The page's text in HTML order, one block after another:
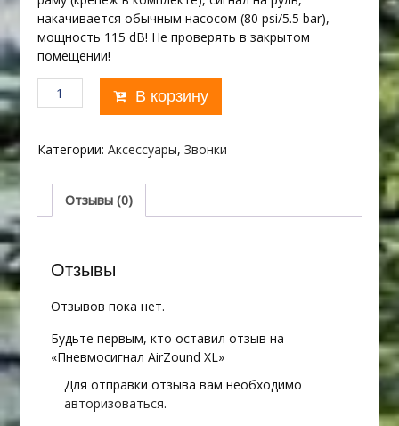
накачивается обычным насосом (80 psi/5.5 bar),
мощность 115 dB! Не проверять в закрытом
помещении!
Количество
товара
AirZound
В корзину
Категории: Аксессуары, Звонки
Отзывы (0)
Отзывы
Отзывов пока нет.
Будьте первым, кто оставил отзыв на
«Пневмосигнал AirZound XL»
Для отправки отзыва вам необходимо
авторизоваться.